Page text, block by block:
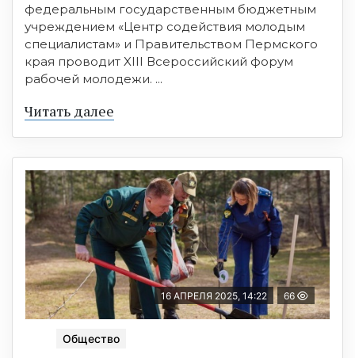
федеральным государственным бюджетным
учреждением «Центр содействия молодым
специалистам» и Правительством Пермского
края проводит XIII Всероссийский форум
рабочей молодежи. ...
Читать далее
16 АПРЕЛЯ 2025, 14:22 66
Общество